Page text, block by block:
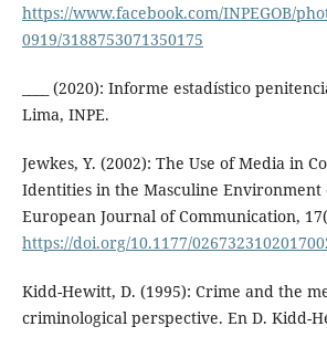
https://www.facebook.com/INPEGOB/
0919/3188753071350175
____ (2020): Informe estadístico
Lima, INPE.
Jewkes, Y. (2002): The Use of Media in
Identities in the Masculine Environment
European Journal of Communication,
https://doi.org/10.1177/
Kidd-Hewitt, D. (1995): Crime and the
criminological perspective. En D. Kidd-